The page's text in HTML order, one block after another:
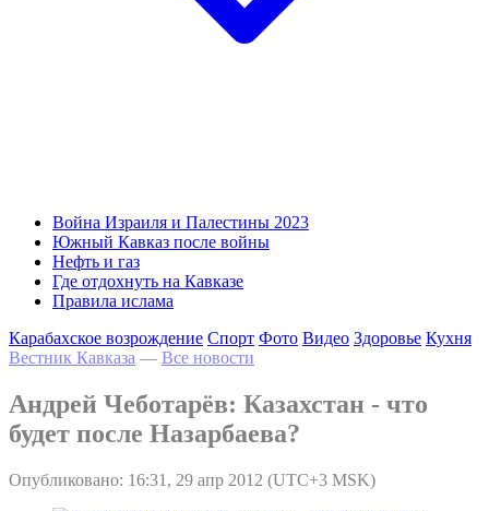
Война Израиля и Палестины 2023
Южный Кавказ после войны
Нефть и газ
Где отдохнуть на Кавказе
Правила ислама
Карабахское возрождение Спорт Фото Видео Здоровье Кухня
Вестник Кавказа — Все новости
Андрей Чеботарёв: Казахстан - что
будет после Назарбаева?
Опубликовано: 16:31, 29 апр 2012 (UTC+3 MSK)